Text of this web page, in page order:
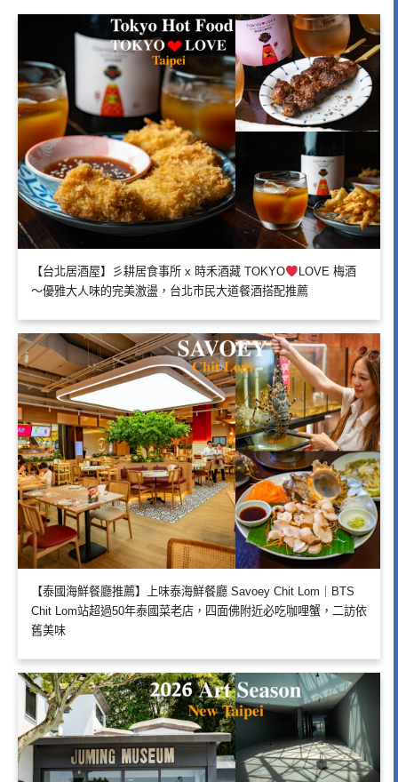
【台北居酒屋】彡耕居食事所 x 時禾酒藏 TOKYO
LOVE 梅酒
～優雅大人味的完美激盪，台北市民大道餐酒搭配推薦
【泰國海鮮餐廳推薦】上味泰海鮮餐廳 Savoey Chit Lom｜BTS
Chit Lom站超過50年泰國菜老店，四面佛附近必吃咖哩蟹，二訪依
舊美味